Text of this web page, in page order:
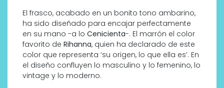
El frasco, acabado en un bonito tono ambarino,
ha sido diseñado para encajar perfectamente
en su mano -a lo Cenicienta-. El marrón el color
favorito de Rihanna, quien ha declarado de este
color que representa ‘su origen, lo que ella es’. En
el diseño confluyen lo masculino y lo femenino, lo
vintage y lo moderno.